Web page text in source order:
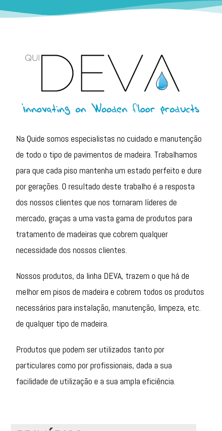
Na Quide somos especialistas no cuidado e manutenção
de todo o tipo de pavimentos de madeira. Trabalhamos
para que cada piso mantenha um estado perfeito e dure
por gerações. O resultado deste trabalho é a resposta
dos nossos clientes que nos tornaram líderes de
mercado, graças a uma vasta gama de produtos para
tratamento de madeiras que cobrem qualquer
necessidade dos nossos clientes.
Nossos produtos, da linha DEVA, trazem o que há de
melhor em pisos de madeira e cobrem todos os produtos
necessários para instalação, manutenção, limpeza, etc.
de qualquer tipo de madeira.
Produtos que podem ser utilizados tanto por
particulares como por profissionais, dada a sua
facilidade de utilização e a sua ampla eficiência.